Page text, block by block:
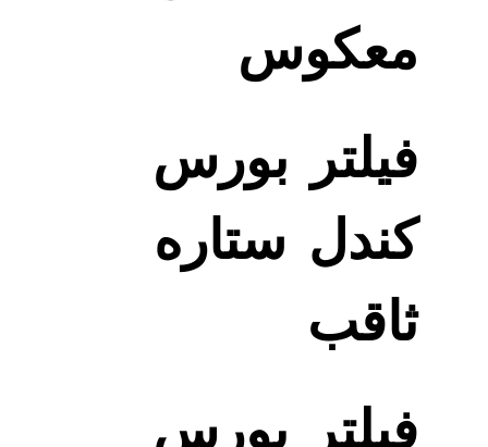
معکوس
فیلتر بورس
کندل ستاره
ثاقب
فیلتر بورس